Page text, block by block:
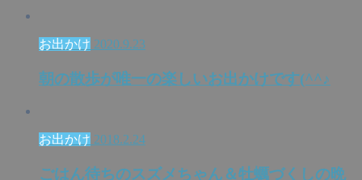
お出かけ 2020.9.23
朝の散歩が唯一の楽しいお出かけです(^^♪
お出かけ 2018.2.24
ごはん待ちのスズメちゃん＆牡蠣づくしの晩